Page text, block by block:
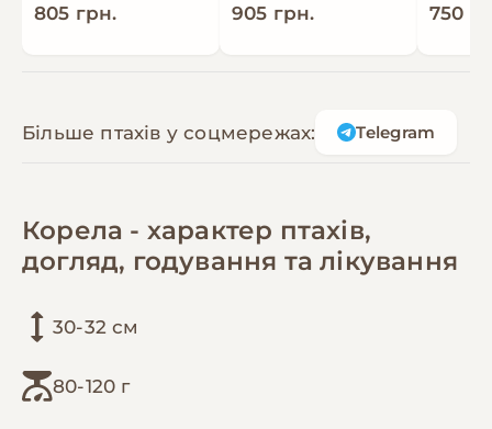
805 грн. 905 грн. 750
Більше птахів у соцмережах: Telegram
Корела - характер птахів,
догляд, годування та лікування
30-32 см
80-120 г